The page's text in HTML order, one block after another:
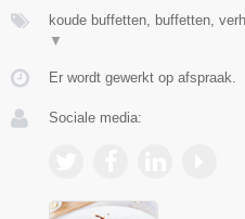
koude buffetten, buffetten,
▼
Er wordt gewerkt op afspraak.
Sociale media: